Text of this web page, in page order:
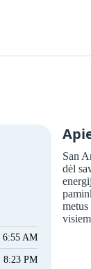
6:55 AM
8:23 PM
San
dėl